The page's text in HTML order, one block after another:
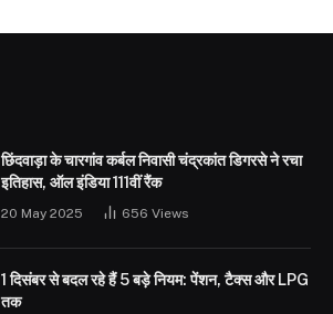
छिंदवाड़ा के चारगांव कर्बल निवासी चंद्रकांत डिगरसे ने रचा
इतिहास, ऑल इंडिया 111वीं रैंक
20 May 2025 656 Views
1 दिसंबर से बदल रहे हैं 5 बड़े नियम: पेंशन, टैक्स और LPG
तक